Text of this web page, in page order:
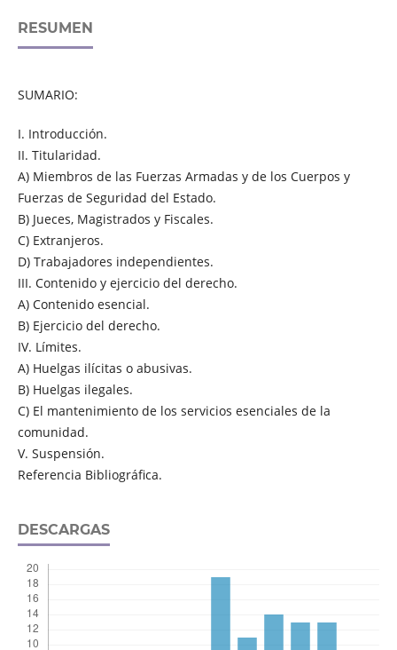
RESUMEN
SUMARIO:
I. Introducción.
II. Titularidad.
A) Miembros de las Fuerzas Armadas y de los Cuerpos y
Fuerzas de Seguridad del Estado.
B) Jueces, Magistrados y Fiscales.
C) Extranjeros.
D) Trabajadores independientes.
III. Contenido y ejercicio del derecho.
A) Contenido esencial.
B) Ejercicio del derecho.
IV. Límites.
A) Huelgas ilícitas o abusivas.
B) Huelgas ilegales.
C) El mantenimiento de los servicios esenciales de la
comunidad.
V. Suspensión.
Referencia Bibliográfica.
DESCARGAS